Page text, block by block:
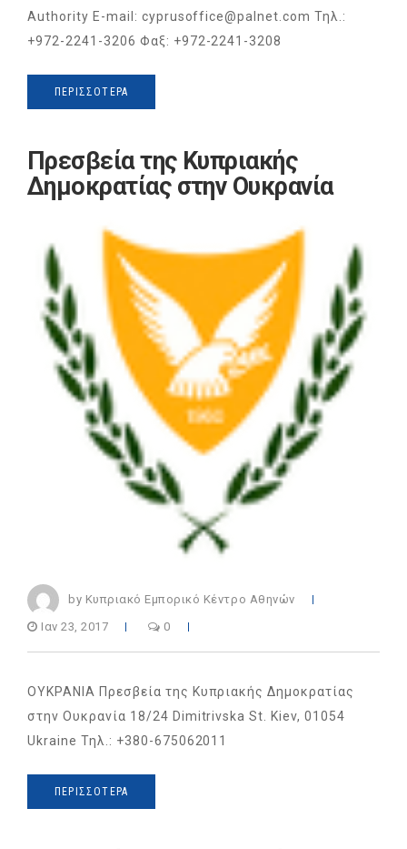
Authority E-mail: cyprusoffice@palnet.com Τηλ.:
+972-2241-3206 Φαξ: +972-2241-3208
ΠΕΡΙΣΣΌΤΕΡΑ
Πρεσβεία της Κυπριακής
Δημοκρατίας στην Ουκρανία
by Κυπριακό Εμπορικό Κέντρο Αθηνών
Ιαν 23, 2017 0
ΟΥΚΡΑΝΙΑ Πρεσβεία της Κυπριακής Δημοκρατίας
στην Ουκρανία 18/24 Dimitrivska St. Kiev, 01054
Ukraine Τηλ.: +380-675062011
ΠΕΡΙΣΣΌΤΕΡΑ